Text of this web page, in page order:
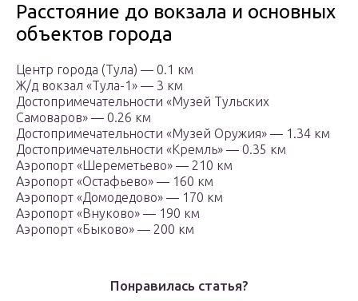
Расстояние до вокзала и основных
объектов города
Центр города (Тула) — 0.1 км
Ж/д вокзал «Тула-1» — 3 км
Достопримечательности «Музей Тульских
Самоваров» — 0.26 км
Достопримечательности «Музей Оружия» — 1.34 км
Достопримечательности «Кремль» — 0.35 км
Аэропорт «Шереметьево» — 210 км
Аэропорт «Остафьево» — 160 км
Аэропорт «Домодедово» — 170 км
Аэропорт «Внуково» — 190 км
Аэропорт «Быково» — 200 км
Понравилась статья?